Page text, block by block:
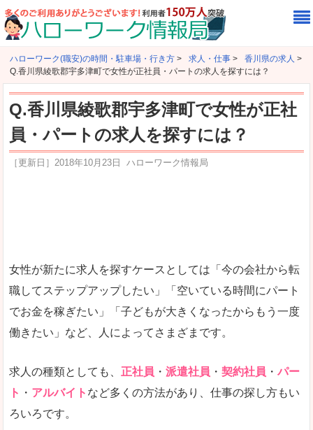
ハローワーク(職安)の時間・駐車場・行き方 > 求人・仕事 > 香川県の求人 >
Q.香川県綾歌郡宇多津町で女性が正社員・パートの求人を探すには？
Q.香川県綾歌郡宇多津町で女性が正社
員・パートの求人を探すには？
［更新日］ 2018年10月23日 ハローワーク情報局
女性が新たに求人を探すケースとしては「今の会社から転
職してステップアップしたい」「空いている時間にパート
でお金を稼ぎたい」「子どもが大きくなったからもう一度
働きたい」など、人によってさまざまです。
求人の種類としても、 正社員 ・ 派遣社員 ・ 契約社員 ・ パー
ト ・ アルバイト など多くの方法があり、仕事の探し方もい
ろいろです。